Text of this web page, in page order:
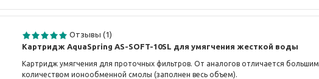
Отзывы (1)
Картридж AquaSpring AS-SOFT-10SL для умягчения жесткой воды
Картридж умягчения для проточных фильтров. От аналогов отличается большим
количеством ионообменной смолы (заполнен весь объем).